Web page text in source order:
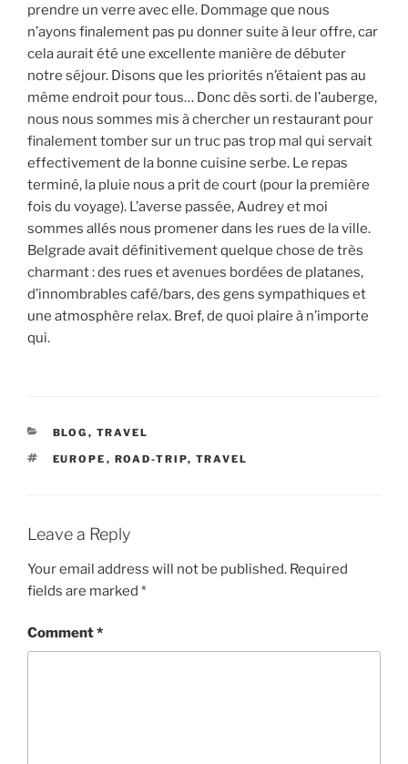
prendre un verre avec elle. Dommage que nous
n’ayons finalement pas pu donner suite à leur offre, car
cela aurait été une excellente manière de débuter
notre séjour. Disons que les priorités n’étaient pas au
même endroit pour tous… Donc dès sorti. de l’auberge,
nous nous sommes mis à chercher un restaurant pour
finalement tomber sur un truc pas trop mal qui servait
effectivement de la bonne cuisine serbe. Le repas
terminé, la pluie nous a prit de court (pour la première
fois du voyage). L’averse passée, Audrey et moi
sommes allés nous promener dans les rues de la ville.
Belgrade avait définitivement quelque chose de très
charmant : des rues et avenues bordées de platanes,
d’innombrables café/bars, des gens sympathiques et
une atmosphère relax. Bref, de quoi plaire à n’importe
qui.
CATEGORIES
BLOG , TRAVEL
TAGS
EUROPE , ROAD-TRIP, TRAVEL
Leave a Reply
Your email address will not be published. Required
fields are marked *
Comment*